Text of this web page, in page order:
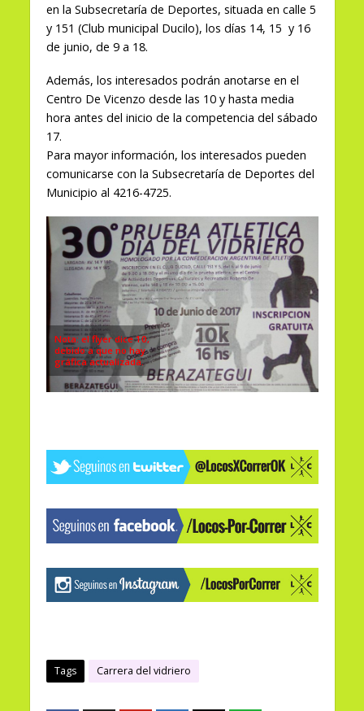
en la Subsecretaría de Deportes, situada en calle 5
y 151 (Club municipal Ducilo), los días 14, 15 y 16
de junio, de 9 a 18.
Además, los interesados podrán anotarse en el
Centro De Vicenzo desde las 10 y hasta media
hora antes del inicio de la competencia del sábado
17.
Para mayor información, los interesados pueden
comunicarse con la Subsecretaría de Deportes del
Municipio al 4216-4725.
Nota: el flyer dice 10,
debido a que no hay
gráfica actualizada.
Tags Carrera del vidriero